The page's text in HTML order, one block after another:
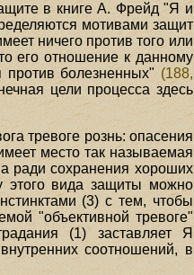
в книге А. Фрейд "Я и
мотивами защит
ничего против того или
его отношение к данному
болезненных" (188,
цели процесса здесь
тревоге рознь: опасения
место так называемая
ради сохранения хороших
вида защиты можно
(3) с тем, чтобы
"объективной тревоге"
(1) заставляет Я
соотношений, в